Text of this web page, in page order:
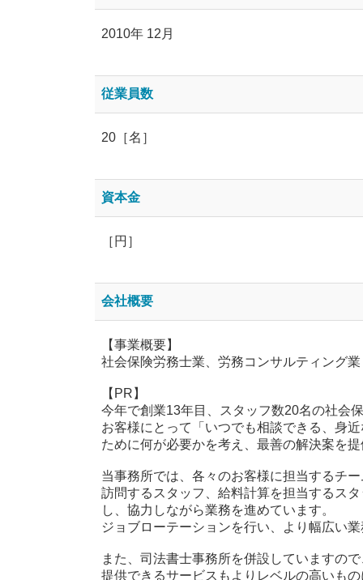
2010年 12月
従業員数
20［名］
資本金
［円］
会社概要
【事業概要】
社会保険労務士業、労務コンサルティング業
【PR】
今年で創業13年目、スタッフ数20名の社会
お客様にとって「いつでも相談できる、身
ために何が必要かを考え、最善の解決案を
当事務所では、各々のお客様に担当するチ
訪問するスタッフ、給料計算を担当するス
し、協力しながら業務を進めています。
ジョブローテーションを行い、より幅広い
また、司法書士事務所を併設していますの
提供できるサービスもよりレベルの高いもの